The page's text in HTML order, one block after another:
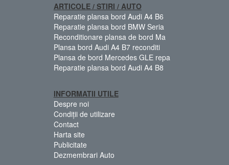
ARTICOLE / STIRI / AUTO
Reparatie plansa bord Audi A4 B6
Reparatie plansa bord BMW Seria
Reconditionare plansa de bord Ma
Plansa bord Audi A4 B7 reconditi
Plansa de bord Mercedes GLE repa
Reparatie plansa bord Audi A4 B8
INFORMATII UTILE
Despre noi
Condiții de utilizare
Contact
Harta site
Publicitate
Dezmembrari Auto